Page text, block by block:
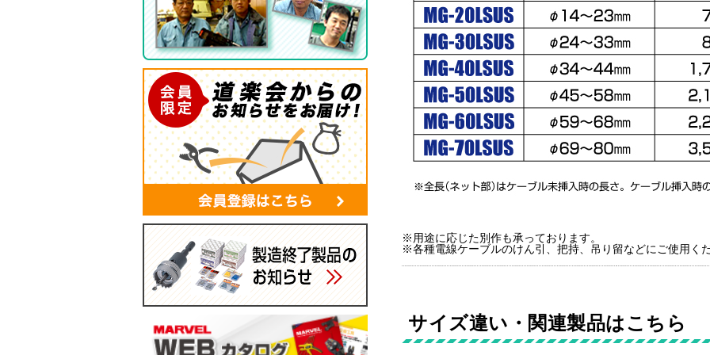
※用途に応じた別作も承っております。
※各種電線ケーブルのけん引、把持、吊り留などにご使用く
サイズ違い・関連製品はこちら
ツールバッグ
帆布シリーズ
現場用ゴミ箱
蛍光灯・モールバッグ
手袋
パーツボックス
電工バケツ
ケーブルタイホルダー
マルチポーチ